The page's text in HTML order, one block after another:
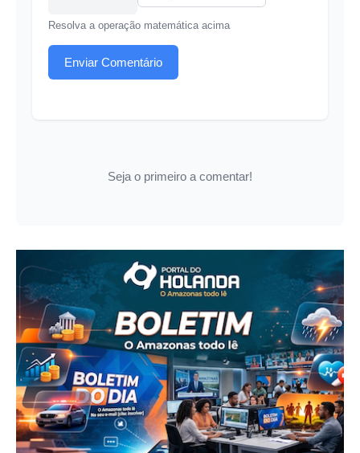
Resolva a operação matemática acima
Enviar Comentário
Seja o primeiro a comentar!